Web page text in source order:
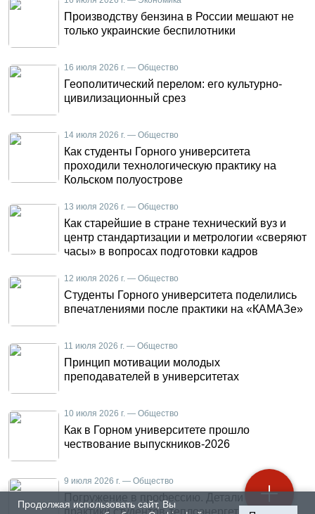
Продолжая использовать сайт, Вы
Производству бензина в России мешают не
только украинские беспилотники
16 июля 2026 г. — Общество
Геополитический перелом: его культурно-
цивилизационный срез
14 июля 2026 г. — Общество
Как студенты Горного университета
проходили технологическую практику на
Кольском полуострове
13 июля 2026 г. — Общество
Как старейшие в стране технический вуз и
центр стандартизации и метрологии «сверяют
часы» в вопросах подготовки кадров
12 июля 2026 г. — Общество
Студенты Горного университета поделились
впечатлениями после практики на «КАМАЗе»
11 июля 2026 г. — Общество
Принцип мотивации молодых
преподавателей в университетах
10 июля 2026 г. — Общество
Как в Горном университете прошло
чествование выпускников-2026
9 июля 2026 г. — Общество
Погружение в профессию. Детали летней
практики студентов-теплоэнергетиков